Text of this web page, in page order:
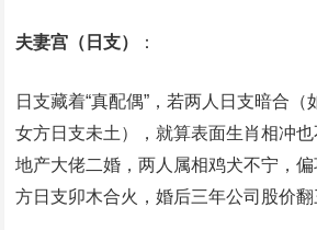
夫妻宫（日支） ‌：
日支藏着“真配偶”，若两人日支暗合（
女方日支未土），就算表面生肖相冲
地产大佬二婚，两人属相鸡犬不宁，
方日支卯木合火，婚后三年公司股价翻